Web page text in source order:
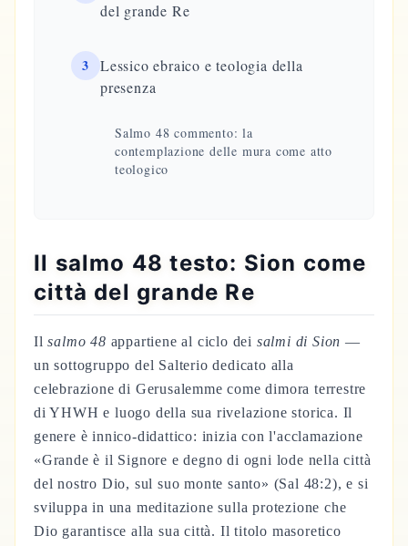
del grande Re
3
Lessico ebraico e teologia della
presenza
Salmo 48 commento: la
contemplazione delle mura come atto
teologico
Il salmo 48 testo: Sion come
città del grande Re
Ilsalmo 48 appartiene al ciclo dei salmi di Sion —
un sottogruppo del Salterio dedicato alla
celebrazione di Gerusalemme come dimora terrestre
di YHWH e luogo della sua rivelazione storica. Il
genere è innico-didattico: inizia con l'acclamazione
«Grande è il Signore e degno di ogni lode nella città
del nostro Dio, sul suo monte santo» (Sal 48:2), e si
sviluppa in una meditazione sulla protezione che
Dio garantisce alla sua città. Il titolo masoretico